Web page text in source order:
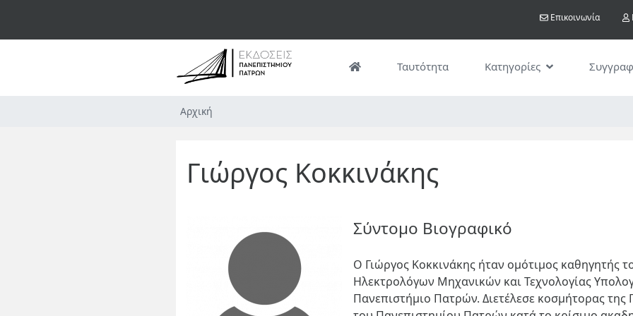
το
περιεχόμενο
User
Επικοινωνία
Ταυτότητα Κατηγορίες
Αρχική
Γιώργος Κοκκινάκης
Σύντομο Βιογραφικό
Ο Γιώργος Κοκκινάκης ήταν ομότιμος καθηγητής
Ηλεκτρολόγων Μηχανικών και Τεχνολογίας
Πανεπιστήμιο Πατρών. Διετέλεσε κοσμήτορας